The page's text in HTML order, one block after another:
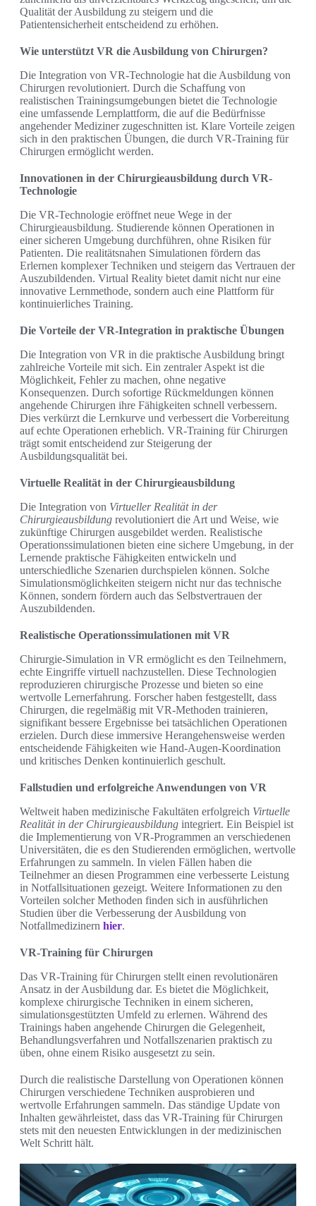
Qualität der Ausbildung zu steigern und die
Patientensicherheit entscheidend zu erhöhen.
Wie unterstützt VR die Ausbildung von Chirurgen?
Die Integration von VR-Technologie hat die Ausbildung von
Chirurgen revolutioniert. Durch die Schaffung von
realistischen Trainingsumgebungen bietet die Technologie
eine umfassende Lernplattform, die auf die Bedürfnisse
angehender Mediziner zugeschnitten ist. Klare Vorteile zeigen
sich in den praktischen Übungen, die durch VR-Training für
Chirurgen ermöglicht werden.
Innovationen in der Chirurgieausbildung durch VR-
Technologie
Die VR-Technologie eröffnet neue Wege in der
Chirurgieausbildung. Studierende können Operationen in
einer sicheren Umgebung durchführen, ohne Risiken für
Patienten. Die realitätsnahen Simulationen fördern das
Erlernen komplexer Techniken und steigern das Vertrauen der
Auszubildenden. Virtual Reality bietet damit nicht nur eine
innovative Lernmethode, sondern auch eine Plattform für
kontinuierliches Training.
Die Vorteile der VR-Integration in praktische Übungen
Die Integration von VR in die praktische Ausbildung bringt
zahlreiche Vorteile mit sich. Ein zentraler Aspekt ist die
Möglichkeit, Fehler zu machen, ohne negative
Konsequenzen. Durch sofortige Rückmeldungen können
angehende Chirurgen ihre Fähigkeiten schnell verbessern.
Dies verkürzt die Lernkurve und verbessert die Vorbereitung
auf echte Operationen erheblich. VR-Training für Chirurgen
trägt somit entscheidend zur Steigerung der
Ausbildungsqualität bei.
Virtuelle Realität in der Chirurgieausbildung
Die Integration von Virtueller Realität in der
Chirurgieausbildung revolutioniert die Art und Weise, wie
zukünftige Chirurgen ausgebildet werden. Realistische
Operationssimulationen bieten eine sichere Umgebung, in der
Lernende praktische Fähigkeiten entwickeln und
unterschiedliche Szenarien durchspielen können. Solche
Simulationsmöglichkeiten steigern nicht nur das technische
Können, sondern fördern auch das Selbstvertrauen der
Auszubildenden.
Realistische Operationssimulationen mit VR
Chirurgie-Simulation in VR ermöglicht es den Teilnehmern,
echte Eingriffe virtuell nachzustellen. Diese Technologien
reproduzieren chirurgische Prozesse und bieten so eine
wertvolle Lernerfahrung. Forscher haben festgestellt, dass
Chirurgen, die regelmäßig mit VR-Methoden trainieren,
signifikant bessere Ergebnisse bei tatsächlichen Operationen
erzielen. Durch diese immersive Herangehensweise werden
entscheidende Fähigkeiten wie Hand-Augen-Koordination
und kritisches Denken kontinuierlich geschult.
Fallstudien und erfolgreiche Anwendungen von VR
Weltweit haben medizinische Fakultäten erfolgreich Virtuelle
Realität in der Chirurgieausbildung integriert. Ein Beispiel ist
die Implementierung von VR-Programmen an verschiedenen
Universitäten, die es den Studierenden ermöglichen, wertvolle
Erfahrungen zu sammeln. In vielen Fällen haben die
Teilnehmer an diesen Programmen eine verbesserte Leistung
in Notfallsituationen gezeigt. Weitere Informationen zu den
Vorteilen solcher Methoden finden sich in ausführlichen
Studien über die Verbesserung der Ausbildung von
Notfallmedizinern hier.
VR-Training für Chirurgen
Das VR-Training für Chirurgen stellt einen revolutionären
Ansatz in der Ausbildung dar. Es bietet die Möglichkeit,
komplexe chirurgische Techniken in einem sicheren,
simulationsgestützten Umfeld zu erlernen. Während des
Trainings haben angehende Chirurgen die Gelegenheit,
Behandlungsverfahren und Notfallszenarien praktisch zu
üben, ohne einem Risiko ausgesetzt zu sein.
Durch die realistische Darstellung von Operationen können
Chirurgen verschiedene Techniken ausprobieren und
wertvolle Erfahrungen sammeln. Das ständige Update von
Inhalten gewährleistet, dass das VR-Training für Chirurgen
stets mit den neuesten Entwicklungen in der medizinischen
Welt Schritt hält.